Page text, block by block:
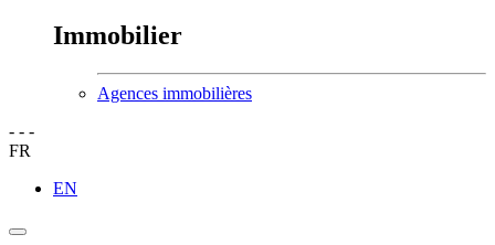
Immobilier
Agences immobilières
- - -
FR
EN